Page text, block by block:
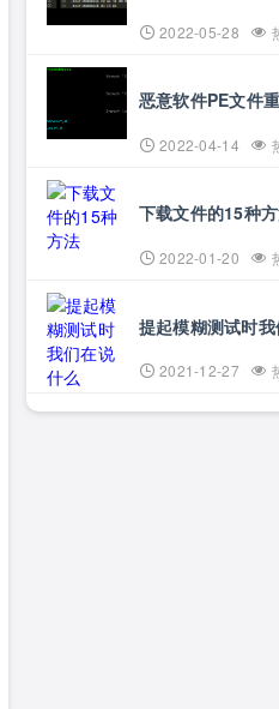
2022-05-28
恶意软件PE文件
2022-04-14
下载文件的15种
2022-01-20
提起模糊测试时
2021-12-27